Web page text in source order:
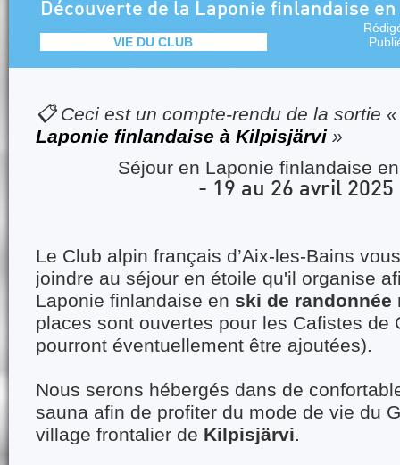
Découverte de la Laponie finlandaise
VIE DU CLUB
📋 Ceci est un compte-rendu de la sortie
Laponie finlandaise à Kilpisjärvi »
Séjour en Laponie finlandaise
- 19 au 26 avril 2025
Le Club alpin français d’Aix-les-Bains
joindre au séjour en étoile qu'il organise
Laponie finlandaise en ski de randonnée
places sont ouvertes pour les Cafistes de
pourront éventuellement être ajoutées).
Nous serons hébergés dans de
sauna afin de profiter du mode de vie du
village frontalier de Kilpisjärvi.